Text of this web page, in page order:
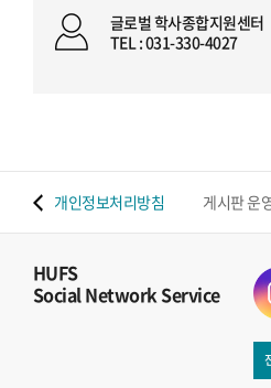
글로벌 학사종합지원센터
TEL : 031-330-4027
개인정보처리방침 게시판 운
HUFS
Social Network Service